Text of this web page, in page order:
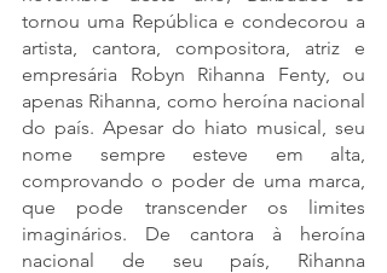
tornou uma República e condecorou a
artista, cantora, compositora, atriz e
empresária Robyn Rihanna Fenty, ou
apenas Rihanna, como heroína nacional
do país. Apesar do hiato musical, seu
nome sempre esteve em alta,
comprovando o poder de uma marca,
que pode transcender os limites
imaginários. De cantora à heroína
nacional de seu país, Rihanna